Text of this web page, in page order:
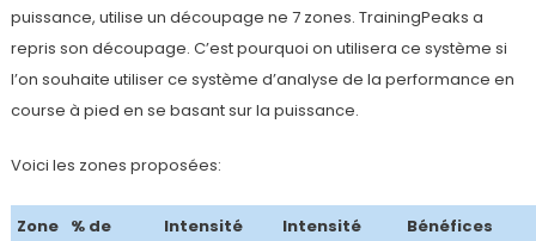
puissance, utilise un découpage ne 7 zones. TrainingPeaks a
repris son découpage. C’est pourquoi on utilisera ce système si
l’on souhaite utiliser ce système d’analyse de la performance en
course à pied en se basant sur la puissance.
Voici les zones proposées:
Zone % de
Intensité
Intensité
Bénéfices